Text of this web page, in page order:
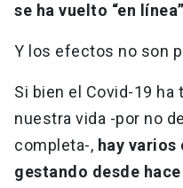
se ha vuelto “en línea”
Y los efectos no son
Si bien el Covid-19
nuestra vida -por no
completa-, hay varios
gestando desde